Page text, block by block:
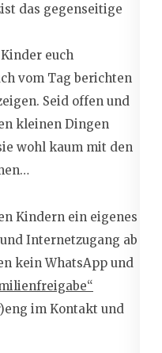
das gegenseitige
euch
vom Tag berichten
Seid offen und
kleinen Dingen
wohl kaum mit den
Kindern ein eigenes
Internetzugang ab
kein WhatsApp und
im Kontakt und